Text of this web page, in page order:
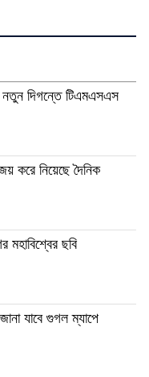
নতুন দিগন্তে টিএমএসএস
করে নিয়েছে দৈনিক
ছবি
যাবে গুগল ম্যাপে